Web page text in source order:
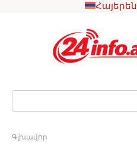
Հայերեն
Search:
Գլխավոր